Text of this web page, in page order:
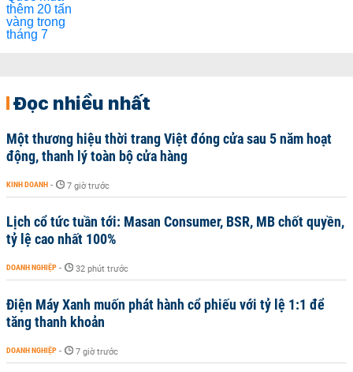
Đọc nhiều nhất
Một thương hiệu thời trang Việt đóng cửa sau 5 năm hoạt
động, thanh lý toàn bộ cửa hàng
KINH DOANH - 7 giờ trước
Lịch cổ tức tuần tới: Masan Consumer, BSR, MB chốt quyền,
tỷ lệ cao nhất 100%
DOANH NGHIỆP - 32 phút trước
Điện Máy Xanh muốn phát hành cổ phiếu với tỷ lệ 1:1 để
tăng thanh khoản
DOANH NGHIỆP - 7 giờ trước